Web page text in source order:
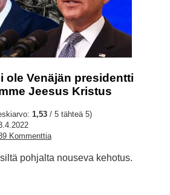
ole Venäjän presidentti
Jeesus Kristus
1,53 / 5 tähteä 5)
Kommenttia
pohjalta nouseva kehotus.